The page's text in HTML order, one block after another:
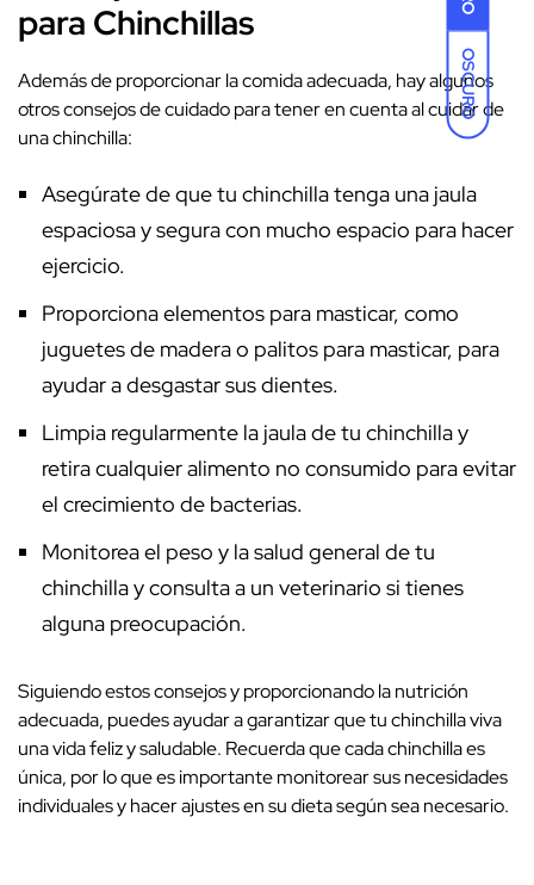
OSCURO
para Chinchillas
Además de proporcionar la comida adecuada, hay algunos
otros consejos de cuidado para tener en cuenta al cuidar de
una chinchilla:
Asegúrate de que tu chinchilla tenga una jaula
espaciosa y segura con mucho espacio para hacer
ejercicio.
Proporciona elementos para masticar, como
juguetes de madera o palitos para masticar, para
ayudar a desgastar sus dientes.
Limpia regularmente la jaula de tu chinchilla y
retira cualquier alimento no consumido para evitar
el crecimiento de bacterias.
Monitorea el peso y la salud general de tu
chinchilla y consulta a un veterinario si tienes
alguna preocupación.
Siguiendo estos consejos y proporcionando la nutrición
adecuada, puedes ayudar a garantizar que tu chinchilla viva
una vida feliz y saludable. Recuerda que cada chinchilla es
única, por lo que es importante monitorear sus necesidades
individuales y hacer ajustes en su dieta según sea necesario.